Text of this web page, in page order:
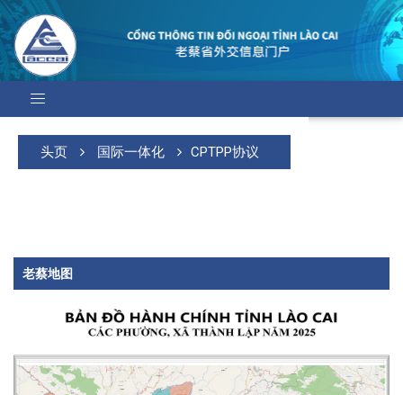
头页 国际一体化 CPTPP协议
老蔡地图